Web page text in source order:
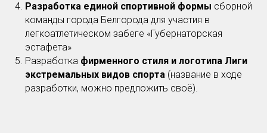
Разработка единой спортивной формы сборной
команды города Белгорода для участия в
легкоатлетическом забеге «Губернаторская
эстафета»
Разработка фирменного стиля и логотипа Лиги
экстремальных видов спорта (название в ходе
разработки, можно предложить своё).